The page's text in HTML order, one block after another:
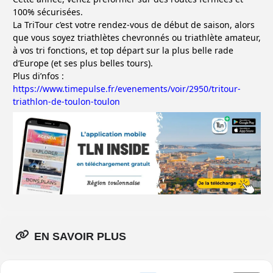
100% sécurisées.
La TriTour c’est votre rendez-vous de début de saison, alors
que vous soyez triathlètes chevronnés ou triathlète amateur,
à vos tri fonctions, et top départ sur la plus belle rade
d’Europe (et ses plus belles tours).
Plus di’nfos :
https://www.timepulse.fr/evenements/voir/2950/tritour-
triathlon-de-toulon-toulon
EN SAVOIR PLUS